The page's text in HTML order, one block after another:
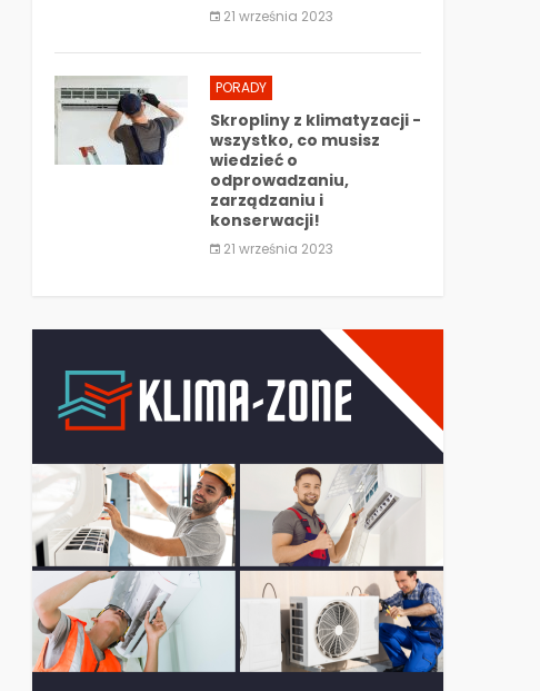
21 września 2023
PORADY
Skropliny z klimatyzacji -
wszystko, co musisz
wiedzieć o
odprowadzaniu,
zarządzaniu i
konserwacji!
21 września 2023